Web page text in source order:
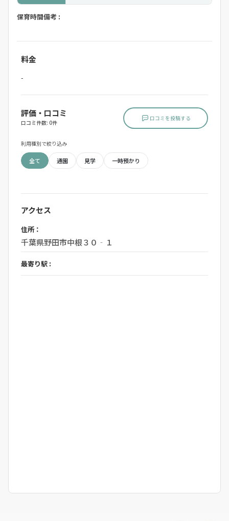
保育時間備考 :
料金
-
評価・口コミ
口コミ件数: 0件
口コミを投稿する
利用種別で絞り込み
全て 通園 見学 一時預かり
アクセス
住所：
千葉県野田市中根３０‐１
最寄り駅 :